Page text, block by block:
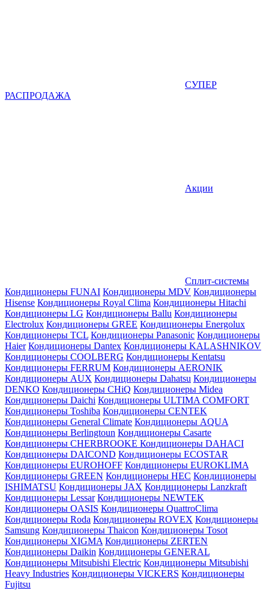
СУПЕР
РАСПРОДАЖА
Акции
Сплит-системы
Кондиционеры FUNAI Кондиционеры MDV Кондиционеры
Hisense Кондиционеры Royal Clima Кондиционеры Hitachi
Кондиционеры LG Кондиционеры Ballu Кондиционеры
Electrolux Кондиционеры GREE Кондиционеры Energolux
Кондиционеры TCL Кондиционеры Panasonic Кондиционеры
Haier Кондиционеры Dantex Кондиционеры KALASHNIKOV
Кондиционеры СOOLBERG Кондиционеры Kentatsu
Кондиционеры FERRUM Кондиционеры AERONIK
Кондиционеры AUX Кондиционеры Dahatsu Кондиционеры
DENKO Кондиционеры CHiQ Кондиционеры Midea
Кондиционеры Daichi Кондиционеры ULTIMA COMFORT
Кондиционеры Toshiba Кондиционеры CENTEK
Кондиционеры General Climate Кондиционеры AQUA
Кондиционеры Berlingtoun Кондиционеры Casarte
Кондиционеры CHERBROOKE Кондиционеры DAHACI
Кондиционеры DAICOND Кондиционеры ECOSTAR
Кондиционеры EUROHOFF Кондиционеры EUROKLIMA
Кондиционеры GREEN Кондиционеры HEC Кондиционеры
ISHIMATSU Кондиционеры JAX Кондиционеры Lanzkraft
Кондиционеры Lessar Кондиционеры NEWTEK
Кондиционеры OASIS Кондиционеры QuattroClima
Кондиционеры Roda Кондиционеры ROVEX Кондиционеры
Samsung Кондиционеры Thaicon Кондиционеры Tosot
Кондиционеры XIGMA Кондиционеры ZERTEN
Кондиционеры Daikin Кондиционеры GENERAL
Кондиционеры Mitsubishi Electric Кондиционеры Mitsubishi
Heavy Industries Кондиционеры VICKERS Кондиционеры
Fujitsu